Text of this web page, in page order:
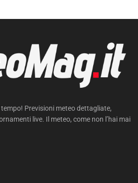
Previsioni meteo dettagliate,
live. Il meteo, come non l’hai mai